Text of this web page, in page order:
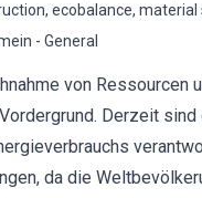
ecobalance,
- General
von
Derzeit
da die